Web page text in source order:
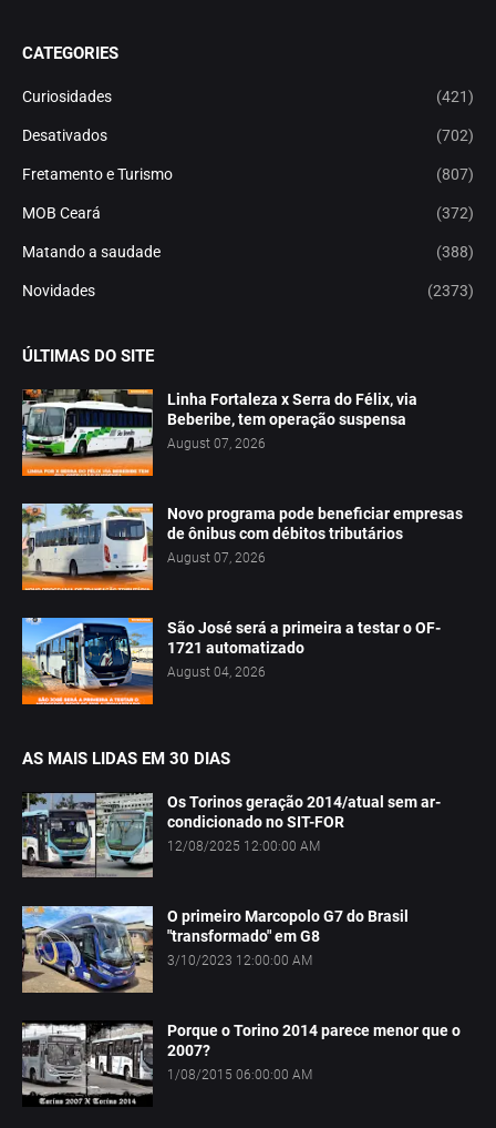
CATEGORIES
Curiosidades (421)
Desativados (702)
Fretamento e Turismo (807)
MOB Ceará (372)
Matando a saudade (388)
Novidades (2373)
ÚLTIMAS DO SITE
Linha Fortaleza x Serra do Félix, via
Beberibe, tem operação suspensa
August 07, 2026
Novo programa pode beneficiar empresas
de ônibus com débitos tributários
August 07, 2026
São José será a primeira a testar o OF-
1721 automatizado
August 04, 2026
AS MAIS LIDAS EM 30 DIAS
Os Torinos geração 2014/atual sem ar-
condicionado no SIT-FOR
12/08/2025 12:00:00 AM
O primeiro Marcopolo G7 do Brasil
"transformado" em G8
3/10/2023 12:00:00 AM
Porque o Torino 2014 parece menor que o
2007?
1/08/2015 06:00:00 AM